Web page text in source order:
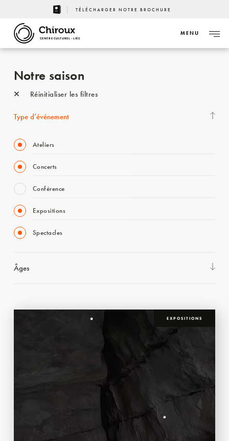
TÉLÉCHARGER NOTRE BROCHURE
CENTRE CULTUREL - LIÈGE
MENU
Notre saison
Réinitialiser les filtres
Type d’événement
Ateliers
Concerts
Conférence
Expositions
Spectacles
Âges
EXPOSITIONS